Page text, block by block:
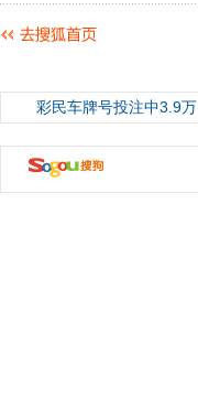
彩民车牌号投注中3.9万